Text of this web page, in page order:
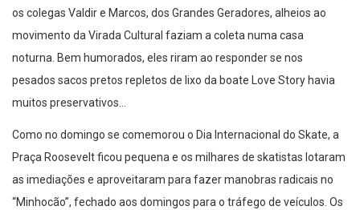
os colegas Valdir e Marcos, dos Grandes Geradores, alheios ao
movimento da Virada Cultural faziam a coleta numa casa
noturna. Bem humorados, eles riram ao responder se nos
pesados sacos pretos repletos de lixo da boate Love Story havia
muitos preservativos…
Como no domingo se comemorou o Dia Internacional do Skate, a
Praça Roosevelt ficou pequena e os milhares de skatistas lotaram
as imediações e aproveitaram para fazer manobras radicais no
“Minhocão”, fechado aos domingos para o tráfego de veículos. Os